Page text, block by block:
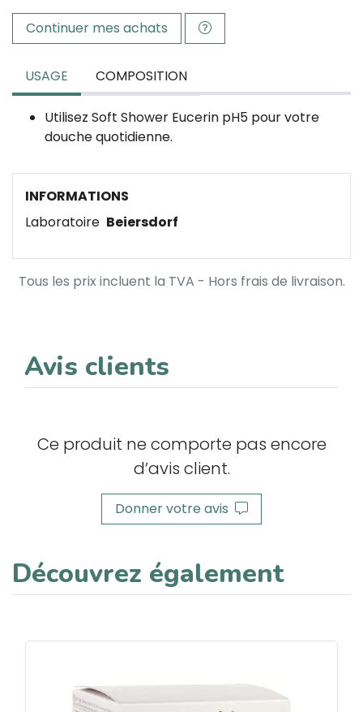
Continuer mes achats
USAGE COMPOSITION
Utilisez Soft Shower Eucerin pH5 pour votre
douche quotidienne.
INFORMATIONS
Laboratoire Beiersdorf
Tous les prix incluent la TVA - Hors frais de livraison.
Avis clients
Ce produit ne comporte pas encore
d’avis client.
Donner votre avis
Découvrez également